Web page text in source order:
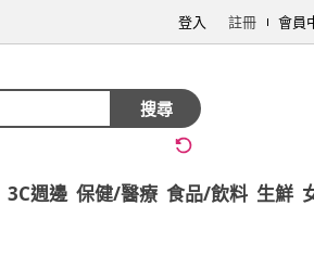
登入 註冊 會員
搜尋
3C週邊 保健/醫療 食品/飲料 生鮮